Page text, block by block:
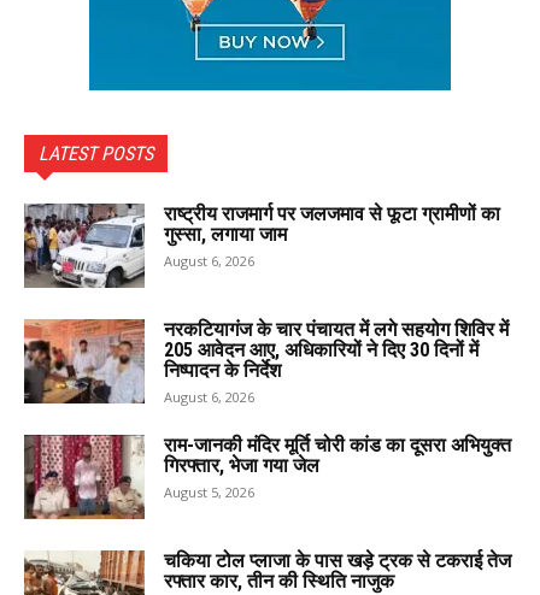
LATEST POSTS
राष्ट्रीय राजमार्ग पर जलजमाव से फूटा ग्रामीणों का
गुस्सा, लगाया जाम
August 6, 2026
नरकटियागंज के चार पंचायत में लगे सहयोग शिविर में
205 आवेदन आए, अधिकारियों ने दिए 30 दिनों में
निष्पादन के निर्देश
August 6, 2026
राम-जानकी मंदिर मूर्ति चोरी कांड का दूसरा अभियुक्त
गिरफ्तार, भेजा गया जेल
August 5, 2026
चकिया टोल प्लाजा के पास खड़े ट्रक से टकराई तेज
रफ्तार कार, तीन की स्थिति नाजुक